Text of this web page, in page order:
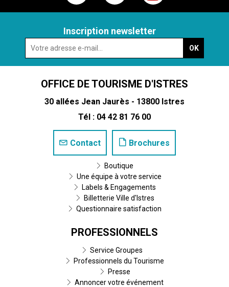
Inscription newsletter
OFFICE DE TOURISME D'ISTRES
30 allées Jean Jaurès - 13800 Istres
Tél : 04 42 81 76 00
Contact Brochures
Boutique
Une équipe à votre service
Labels & Engagements
Billetterie Ville d'Istres
Questionnaire satisfaction
PROFESSIONNELS
Service Groupes
Professionnels du Tourisme
Presse
Annoncer votre événement